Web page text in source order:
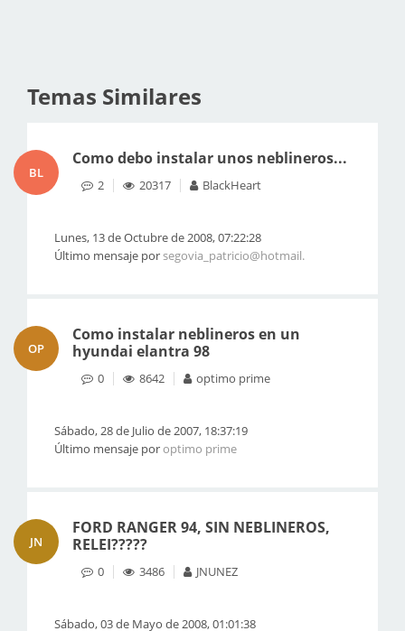
Temas Similares
BL
Como debo instalar unos neblineros...
2 20317 BlackHeart
Lunes, 13 de Octubre de 2008, 07:22:28
Último mensaje porsegovia_patricio@hotmail.
OP
Como instalar neblineros en un
hyundai elantra 98
0 8642 optimo prime
Sábado, 28 de Julio de 2007, 18:37:19
Último mensaje poroptimo prime
JN
FORD RANGER 94, SIN NEBLINEROS,
RELEI?????
0 3486 JNUNEZ
Sábado, 03 de Mayo de 2008, 01:01:38